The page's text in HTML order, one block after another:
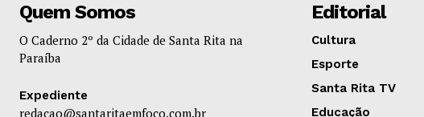
Quem Somos
O Caderno 2º da Cidade de Santa Rita na
Paraíba
Expediente
redacao@santaritaemfoco.com.br
Editorial
Cultura
Esporte
Santa Rita TV
Educação